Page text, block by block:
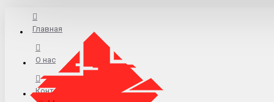
Главная
О нас
Контакты